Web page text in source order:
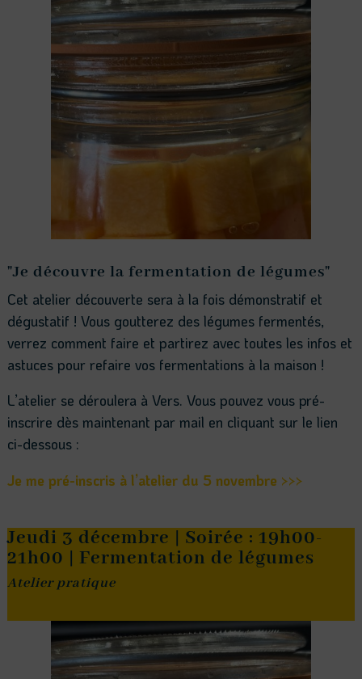
"Je découvre la fermentation de légumes"
Cet atelier découverte sera à la fois démonstratif et
dégustatif ! Vous goutterez des légumes fermentés,
verrez comment faire et partirez avec toutes les infos et
astuces pour refaire vos fermentations à la maison !
L’atelier se déroulera à Vers. Vous pouvez vous pré-
inscrire dès maintenant par mail en cliquant sur le lien
ci-dessous :
Je me pré-inscris à l’atelier du 5 novembre >>>
Jeudi 3 décembre | Soirée : 19h00-
21h00 | Fermentation de légumes
Atelier pratique